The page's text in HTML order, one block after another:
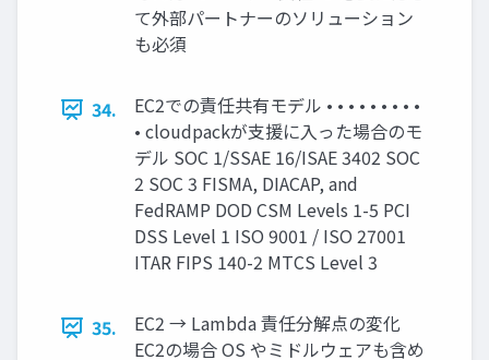
て外部パートナーのソリューション
も必須
34.
EC2での責任共有モデル • • • • • • • • •
• cloudpackが支援に入った場合のモ
デル SOC 1/SSAE 16/ISAE 3402 SOC
2 SOC 3 FISMA, DIACAP, and
FedRAMP DOD CSM Levels 1-5 PCI
DSS Level 1 ISO 9001 / ISO 27001
ITAR FIPS 140-2 MTCS Level 3
35.
EC2 → Lambda 責任分解点の変化
EC2の場合 OS やミドルウェアも含め